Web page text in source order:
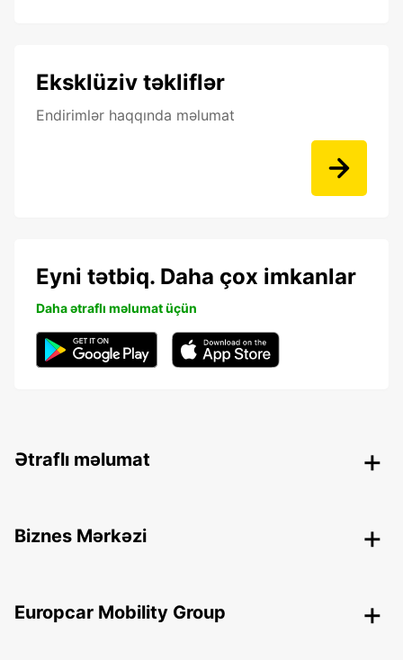
Eksklüziv təkliflər
Endirimlər haqqında məlumat
Eyni tətbiq. Daha çox imkanlar
Daha ətraflı məlumat üçün
Ətraflı məlumat
Biznes Mərkəzi
Europcar Mobility Group